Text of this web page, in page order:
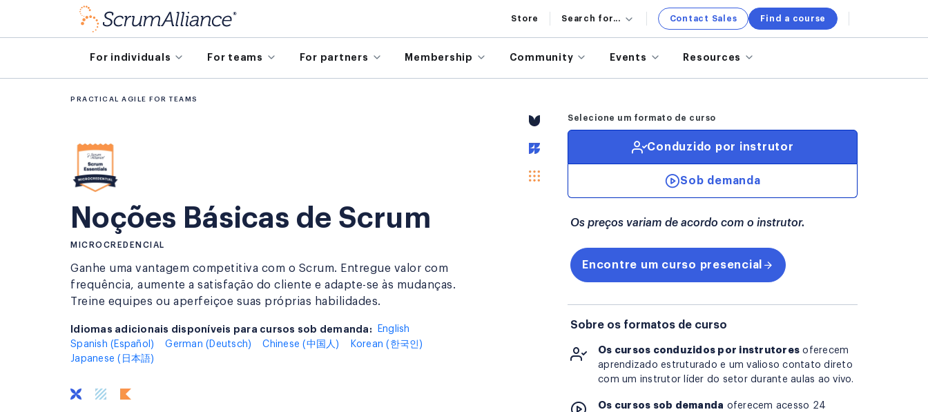
Store Search for... Contact Sales Find a course
For individuals For teams For partners Membership Community Events Resources
PRACTICAL AGILE FOR TEAMS
Noções Básicas de Scrum
MICROCREDENCIAL
Ganhe uma vantagem competitiva com o Scrum. Entregue valor com
frequência, aumente a satisfação do cliente e adapte-se às mudanças.
Treine equipes ou aperfeiçoe suas próprias habilidades.
Idiomas adicionais disponíveis para cursos sob demanda:
Idiomas adicionais disponíveis para cursos sob demanda:
English
Spanish (Español)
German (Deutsch) Chinese (中国人)
Korean (한국인)
Japanese (日本語)
Selecione um formato de curso
Conduzido por instrutor
Sob demanda
Os preços variam de acordo com o instrutor.
Encontre um curso presencial
Sobre os formatos de curso
Os cursos conduzidos por instrutores oferecem
aprendizado estruturado e um valioso contato direto
com um instrutor líder do setor durante aulas ao vivo.
Os cursos sob demanda oferecem acesso 24